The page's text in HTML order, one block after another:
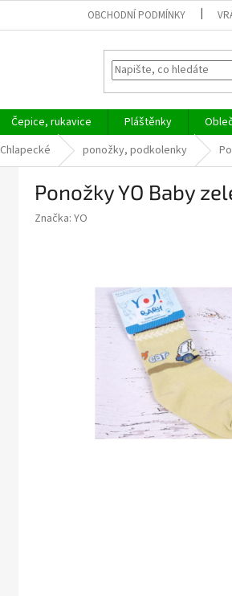
OBCHODNÍ PODMÍNKY
Čepice, rukavice Pláštěnky
Chlapecké ponožky, podkolenky
Ponožky YO Baby
Značka: YO